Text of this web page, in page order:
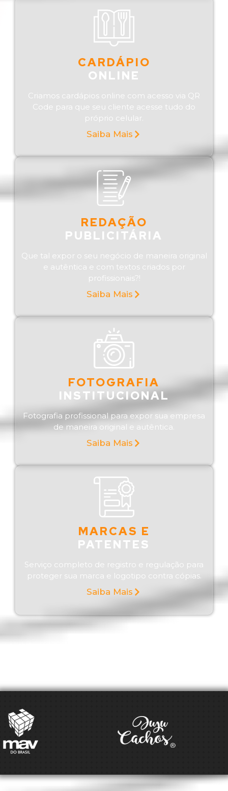
CARDÁPIO
ONLINE
Criamos cardápios online com acesso via QR
Code para que seu cliente acesse tudo do
próprio celular.
Saiba Mais
REDAÇÃO
PUBLICITÁRIA
Que tal expor o seu negócio de maneira original
e autêntica e com textos criados por
profissionais?!
Saiba Mais
FOTOGRAFIA
INSTITUCIONAL
Fotografia profissional para expor sua empresa
de maneira original e autêntica.
Saiba Mais
MARCAS E
PATENTES
Serviço completo de registro e regulação para
proteger sua marca e logotipo contra cópias.
Saiba Mais